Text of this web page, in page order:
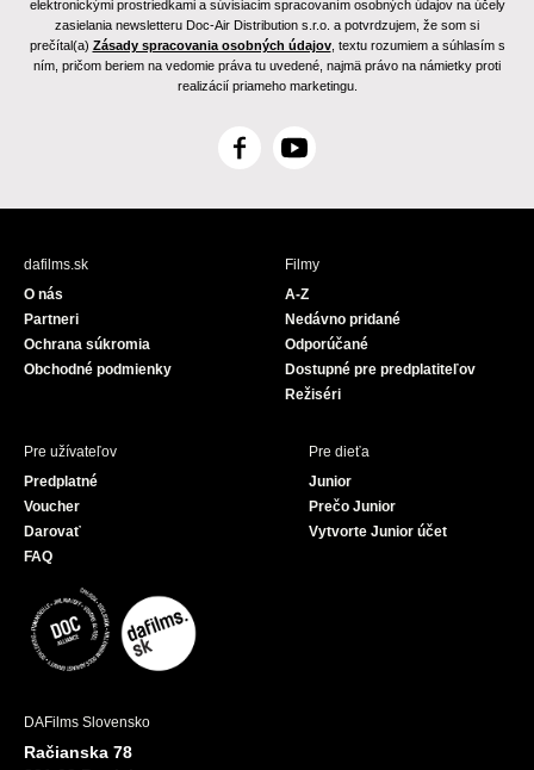
elektronickými prostriedkami a súvisiacim spracovaním osobných údajov na účely
zasielania newsletteru Doc-Air Distribution s.r.o. a potvrdzujem, že som si
prečítal(a) Zásady spracovania osobných údajov, textu rozumiem a súhlasím s
ním, pričom beriem na vedomie práva tu uvedené, najmä právo na námietky proti
realizácií priameho marketingu.
F
c
Y
u
e
dafilms.sk
O nás
Partneri
Ochrana súkromia
Obchodné podmienky
Filmy
A-Z
Nedávno pridané
Odporúčané
Dostupné pre predplatiteľov
Režiséri
Pre užívateľov
Predplatné
Voucher
Darovať
FAQ
Pre dieťa
Junior
Prečo Junior
Vytvorte Junior účet
DAFilms Slovensko
Račianska 78